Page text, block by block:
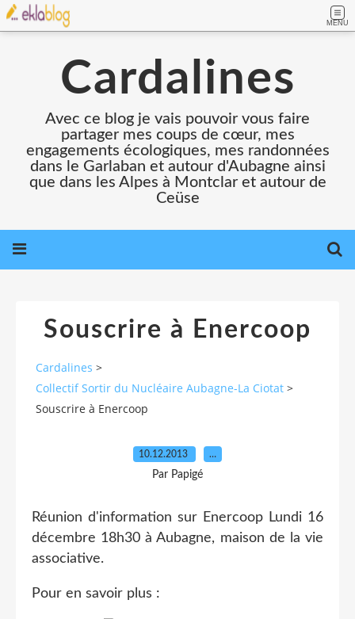
MENU
Cardalines
Avec ce blog je vais pouvoir vous faire
partager mes coups de cœur, mes
engagements écologiques, mes randonnées
dans le Garlaban et autour d'Aubagne ainsi
que dans les Alpes à Montclar et autour de
Ceüse
Souscrire à Enercoop
Cardalines >
Collectif Sortir du Nucléaire Aubagne-La Ciotat >
Souscrire à Enercoop
10.12.2013 …
Par Papigé
Réunion d'information sur Enercoop Lundi 16
décembre 18h30 à Aubagne, maison de la vie
associative.
Pour en savoir plus :